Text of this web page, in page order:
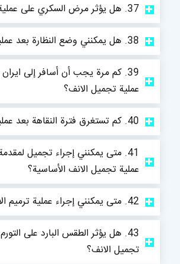
37. هل يؤثر مرض السكري على عملية تجميل الانف؟
38. هل يمكنني وضع النظارة بعد عملية الانف؟
39. كم مرة يجب أن أسافر إلى
عملية تجميل الانف؟
40. كم تستغرق فترة النقاهة بعد عملية ترميم الأنف؟
41. متى يمكنني إجراء تجميل
عملية تجميل الانف الأساسية؟
42. متى يمكنني إجراء عملية ترميم الانف؟
43. هل يؤثر الطقس البارد على
تجميل الانف؟